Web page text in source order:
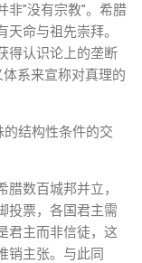
非"没有宗教"。希腊
命与祖先崇拜。
得认识论上的垄断
系来宣称对真理的
结构性条件的交
数百城邦并立，
投票，各国君主需
君主而非信徒，这
销主张。与此同